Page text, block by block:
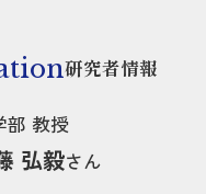
研究者情報
部 教授
弘毅さん